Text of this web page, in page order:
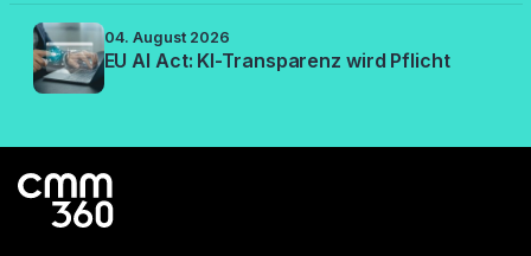
04. August 2026
EU AI Act: KI-Transparenz wird Pflicht